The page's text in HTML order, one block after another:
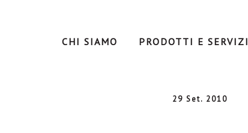
CHI SIAMO PRODOTTI E SERVIZI
29 Set. 2010